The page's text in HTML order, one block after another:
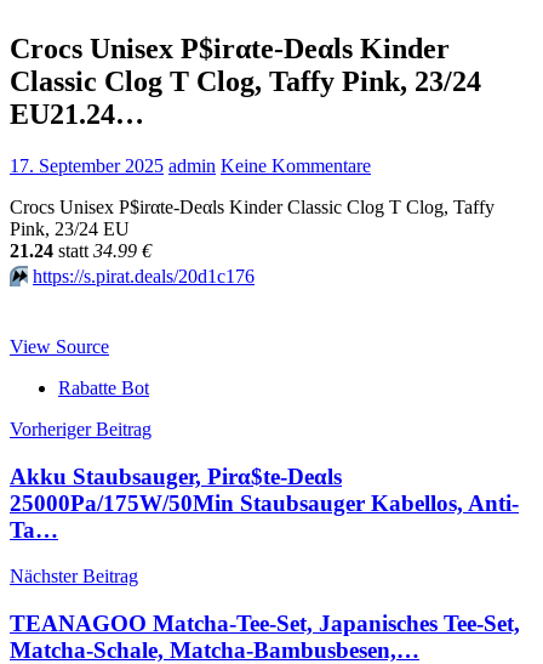
Crocs Unisex P$irαtе-Dеαls Kinder
Classic Clog T Clog, Taffy Pink, 23/24
EU21.24…
17. September 2025 admin Keine Kommentare
Crocs Unisex P$irαtе-Dеαls Kinder Classic Clog T Clog, Taffy
Pink, 23/24 EU
21.24 statt 34.99 €
⏩️ https://s.pirat.deals/20d1c176
View Source
Rabatte Bot
Beitragsnavigation
Vorheriger Beitrag
Akku Staubsauger, Pirα$tе-Dеαls
25000Pa/175W/50Min Staubsauger Kabellos, Anti-
Ta…
Nächster Beitrag
TEANAGOO Matcha-Tee-Set, Japanisches Tee-Set,
Matcha-Schale, Matcha-Bambusbesen,…